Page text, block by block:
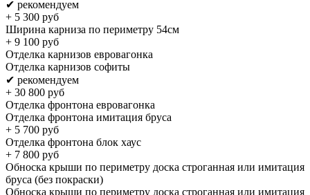
✔ рекомендуем
+ 5 300 руб
Ширина карниза по периметру 54см
+ 9 100 руб
Отделка карнизов евровагонка
Отделка карнизов софиты
✔ рекомендуем
+ 30 800 руб
Отделка фронтона евровагонка
Отделка фронтона имитация бруса
+ 5 700 руб
Отделка фронтона блок хаус
+ 7 800 руб
Обноска крыши по периметру доска строганная или имитация
бруса (без покраски)
Обноска крыши по периметру доска строганная или имитация